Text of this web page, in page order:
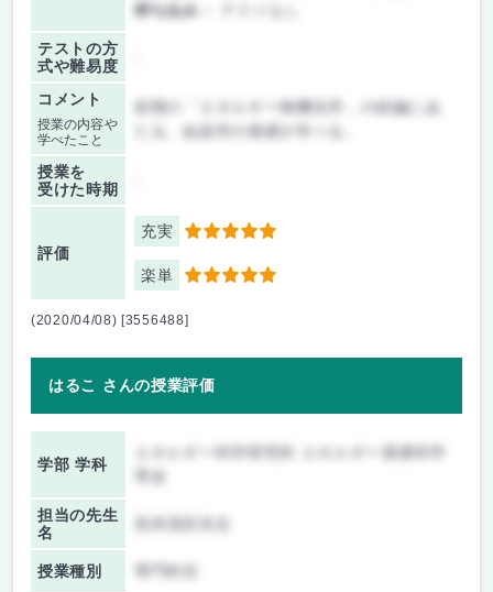
持ち込み：
テストの方
式や難易度
コメント
授業の内容や
学べたこと
前期の「エネルギー無機化学」の続編にあ
たる。結晶学の基礎が学べる。
授業を
受けた時期
評価
充実 5
楽単 5
(2020/04/08) [3556488]
はるこ さんの授業評価
学部 学科
担当の先生
名
授業種別